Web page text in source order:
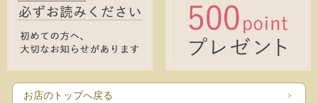
お店のトップへ戻る